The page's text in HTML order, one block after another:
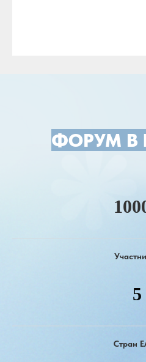
ФОРУМ В
5
Стран